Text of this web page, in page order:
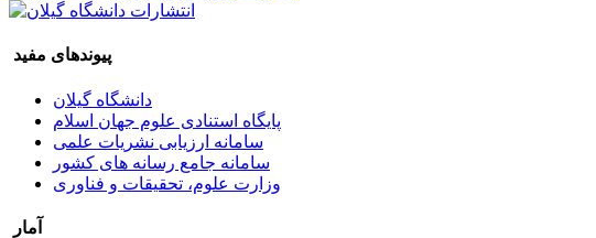
پیوندهای مفید
دانشگاه گیلان
پایگاه استنادی علوم جهان اسلام
سامانه ارزیابی نشریات علمی
سامانه جامع رسانه های کشور
وزارت علوم، تحقیقات و فناوری
آمار